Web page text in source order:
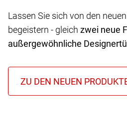
Lassen Sie sich von den
begeistern - gleich zwei neue
außergewöhnliche